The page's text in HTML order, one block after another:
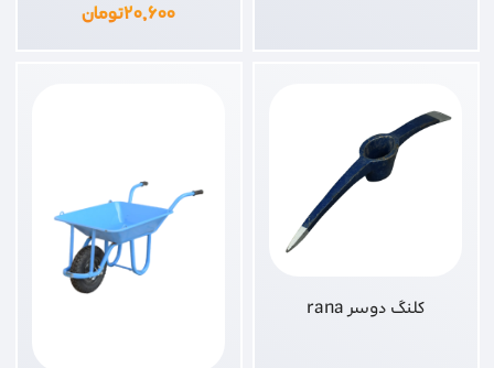
۲۰,۶۰۰تومان
کلنگ دوسر rana